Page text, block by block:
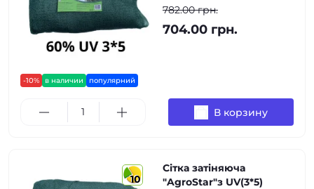
-10% в наличии популярний
782.00 грн.
704.00 грн.
В корзину
10
Сітка затіняюча
"AgroStar"з UV(3*5)